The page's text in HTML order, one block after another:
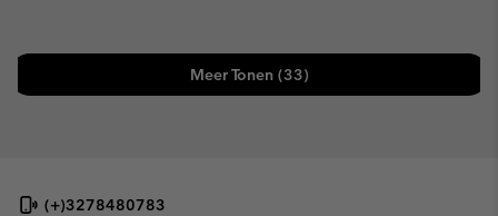
Meer Tonen (33)
(+)3278480783